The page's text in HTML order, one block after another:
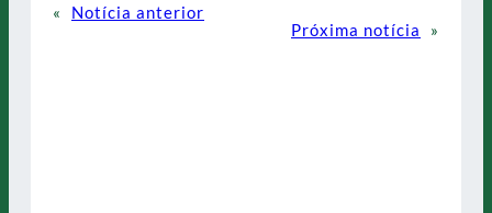
«
Notícia anterior
Próxima notícia
»